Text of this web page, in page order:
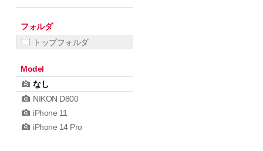
フォルダ
トップフォルダ
Model
なし
NIKON D800
iPhone 11
iPhone 14 Pro